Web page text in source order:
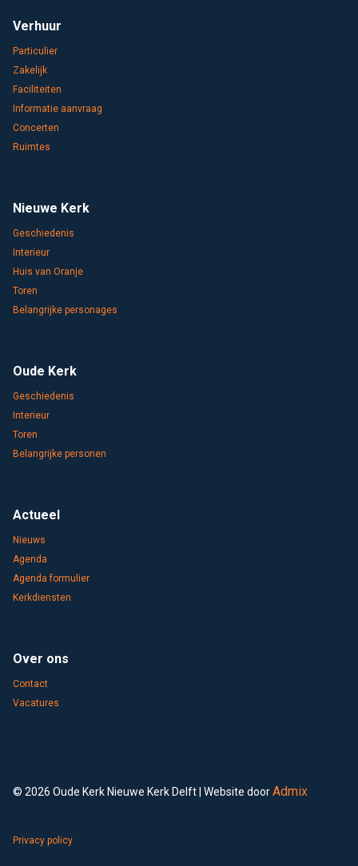
Verhuur
Particulier
Zakelijk
Faciliteiten
Informatie aanvraag
Concerten
Ruimtes
Nieuwe Kerk
Geschiedenis
Interieur
Huis van Oranje
Toren
Belangrijke personages
Oude Kerk
Geschiedenis
Interieur
Toren
Belangrijke personen
Actueel
Nieuws
Agenda
Agenda formulier
Kerkdiensten
Over ons
Contact
Vacatures
© 2026 Oude Kerk Nieuwe Kerk Delft | Website doorAdmix
Privacy policy